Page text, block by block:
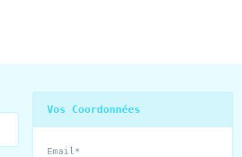
Vos Coordonnées
Email *